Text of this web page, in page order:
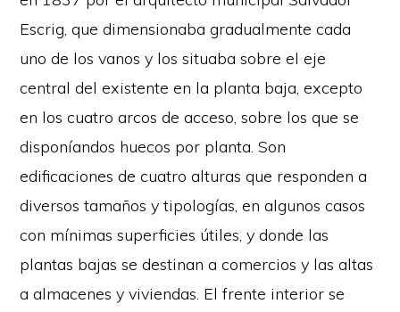
Escrig, que dimensionaba gradualmente cada
uno de los vanos y los situaba sobre el eje
central del existente en la planta baja, excepto
en los cuatro arcos de acceso, sobre los que se
disponíandos huecos por planta. Son
edificaciones de cuatro alturas que responden a
diversos tamaños y tipologías, en algunos casos
con mínimas superficies útiles, y donde las
plantas bajas se destinan a comercios y las altas
a almacenes y viviendas. El frente interior se